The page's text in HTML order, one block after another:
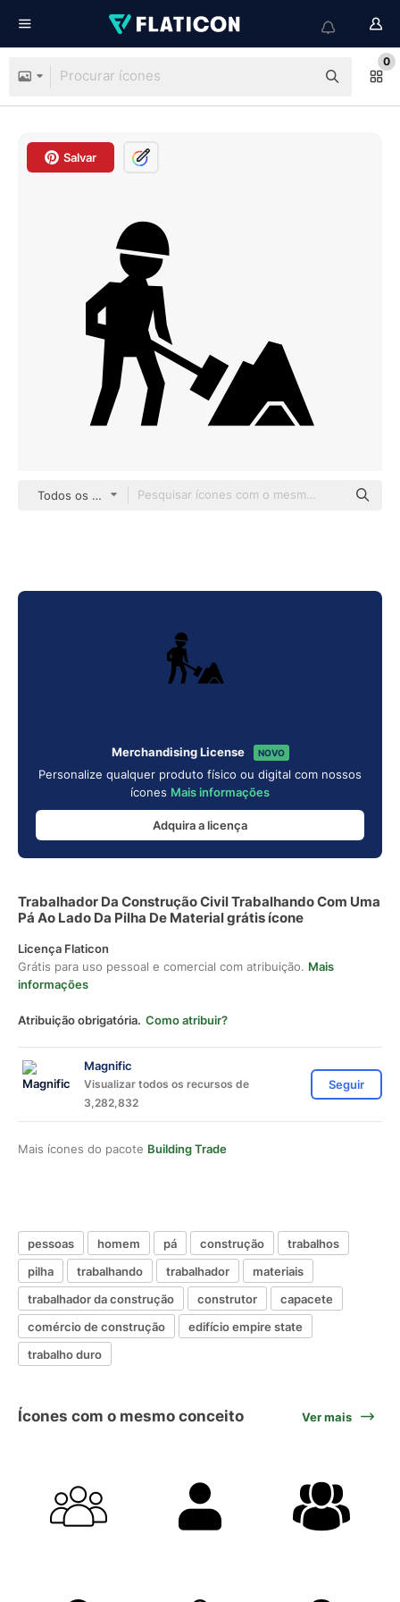
0
Salvar
Todos os estilos
Merchandising License NOVO
Personalize qualquer produto físico ou digital com nossos
ícones Mais informações
Adquira a licença
Trabalhador Da Construção Civil Trabalhando Com Uma
Pá Ao Lado Da Pilha De Material grátis ícone
Licença Flaticon
Grátis para uso pessoal e comercial com atribuição. Mais
informações
Atribuição obrigatória. Como atribuir?
Magnific
Visualizar todos os recursos de
3,282,832
Seguir
Mais ícones do pacote Building Trade
pessoas homem pá construção
trabalhos
pilha
trabalhando trabalhador
materiais
trabalhador da construção
construtor
capacete
comércio de construção
edifício empire state
trabalho duro
Ícones com o mesmo conceito Ver mais